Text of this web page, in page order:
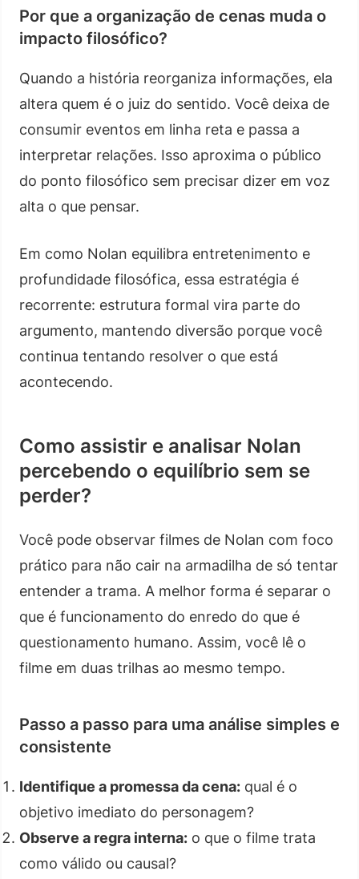
Por que a organização de cenas muda o
impacto filosófico?
Quando a história reorganiza informações, ela
altera quem é o juiz do sentido. Você deixa de
consumir eventos em linha reta e passa a
interpretar relações. Isso aproxima o público
do ponto filosófico sem precisar dizer em voz
alta o que pensar.
Em como Nolan equilibra entretenimento e
profundidade filosófica, essa estratégia é
recorrente: estrutura formal vira parte do
argumento, mantendo diversão porque você
continua tentando resolver o que está
acontecendo.
Como assistir e analisar Nolan
percebendo o equilíbrio sem se
perder?
Você pode observar filmes de Nolan com foco
prático para não cair na armadilha de só tentar
entender a trama. A melhor forma é separar o
que é funcionamento do enredo do que é
questionamento humano. Assim, você lê o
filme em duas trilhas ao mesmo tempo.
Passo a passo para uma análise simples e
consistente
Identifique a promessa da cena: qual é o
objetivo imediato do personagem?
Observe a regra interna: o que o filme trata
como válido ou causal?